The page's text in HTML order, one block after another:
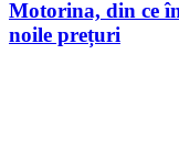
Motorina, din ce
noile prețuri